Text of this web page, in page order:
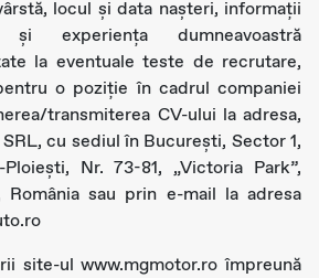
locul și data nașteri, informații
experiența dumneavoastră
la eventuale teste de recrutare,
o poziție în cadrul companiei
transmiterea CV-ului la adresa,
cu sediul în Bucureşti, Sector 1,
Nr. 73-81, „Victoria Park”,
sau prin e-mail la adresa
site-ul www.mgmotor.ro împreună